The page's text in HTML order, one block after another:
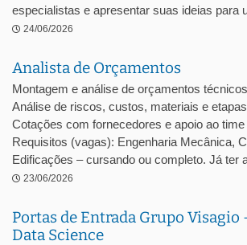
especialistas e apresentar suas ideias para
24/06/2026
Analista de Orçamentos
Montagem e análise de orçamentos
Análise de riscos, custos, materiais e
Cotações com fornecedores e apoio ao
Requisitos (vagas): Engenharia Mecânica,
Edificações – cursando ou completo. Já ter
23/06/2026
Portas de Entrada Grupo Visagio
Data Science